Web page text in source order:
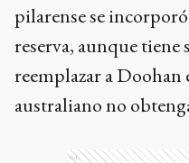
pilarense se
reserva, aunque tiene
reemplazar a Doohan
australiano no
Ads